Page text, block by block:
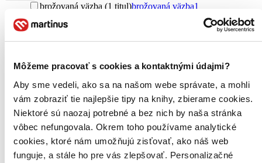
Môžeme pracovať s cookies a kontaktnými údajmi?
Aby sme vedeli, ako sa na našom webe správate, a mohli
vám zobraziť tie najlepšie tipy na knihy, zbierame cookies.
Niektoré sú naozaj potrebné a bez nich by naša stránka
vôbec nefungovala. Okrem toho používame analytické
cookies, ktoré nám umožňujú zisťovať, ako náš web
funguje, a stále ho pre vás zlepšovať. Personalizačné
brožovaná väzba (1 titul)brožovaná väzba1
Zúžiť výber
Bestsellery
Top hodnotené
Novinky
Najdrahšie
Najlacnejšie
Najvyššia zľava